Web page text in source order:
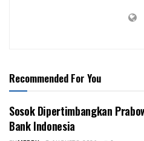
Recommended For You
Sosok Dipertimbangkan
Bank Indonesia